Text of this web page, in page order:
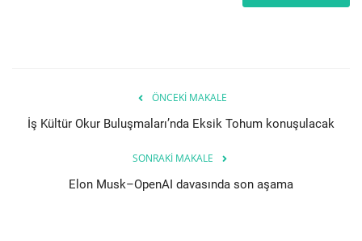
Teknoloji
ÖNCEKI MAKALE
İş Kültür Okur Buluşmaları’nda Eksik Tohum konuşulacak
SONRAKI MAKALE
Elon Musk–OpenAI davasında son aşama